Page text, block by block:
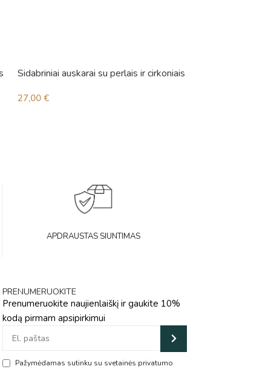
Sidabriniai auskarai su perlais ir cirkoniais
27,00 €
APDRAUSTAS SIUNTIMAS
PRENUMERUOKITE
Prenumeruokite naujienlaiškį ir gaukite 10%
kodą pirmam apsipirkimui
Pažymėdamas sutinku su svetainės privatumo